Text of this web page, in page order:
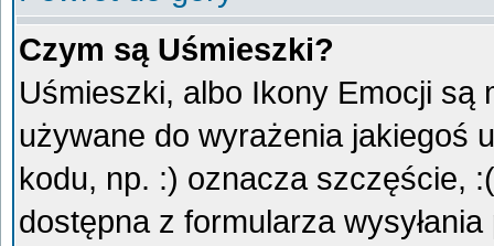
Czym są Uśmieszki?
Uśmieszki, albo Ikony Emocji są
używane do wyrażenia jakiegoś
kodu, np. :) oznacza szczęście,
dostępna z formularza